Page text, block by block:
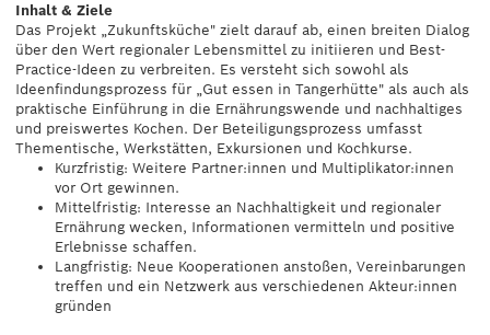
Inhalt & Ziele
Das Projekt „Zukunftsküche" zielt darauf ab, einen breiten Dialog
über den Wert regionaler Lebensmittel zu initiieren und Best-
Practice-Ideen zu verbreiten. Es versteht sich sowohl als
Ideenfindungsprozess für „Gut essen in Tangerhütte" als auch als
praktische Einführung in die Ernährungswende und nachhaltiges
und preiswertes Kochen. Der Beteiligungsprozess umfasst
Thementische, Werkstätten, Exkursionen und Kochkurse.
Kurzfristig: Weitere Partner:innen und Multiplikator:innen
vor Ort gewinnen.
Mittelfristig: Interesse an Nachhaltigkeit und regionaler
Ernährung wecken, Informationen vermitteln und positive
Erlebnisse schaffen.
Langfristig: Neue Kooperationen anstoßen, Vereinbarungen
treffen und ein Netzwerk aus verschiedenen Akteur:innen
gründen